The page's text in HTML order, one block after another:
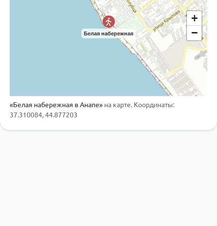
Белая набережная
+
−
«Белая набережная в Анапе» на карте. Координаты:
37.310084, 44.877203